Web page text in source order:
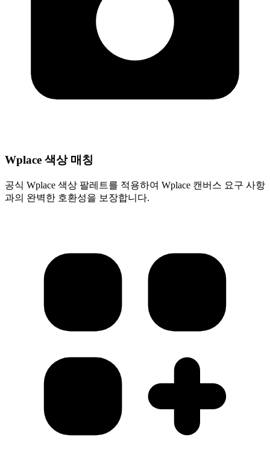
Wplace 색상 매칭
공식 Wplace 색상 팔레트를 적용하여 Wplace 캔버스 요구 사항
과의 완벽한 호환성을 보장합니다.